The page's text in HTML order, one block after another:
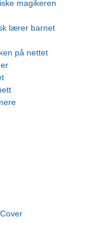
magikeren
lærer barnet
på nettet